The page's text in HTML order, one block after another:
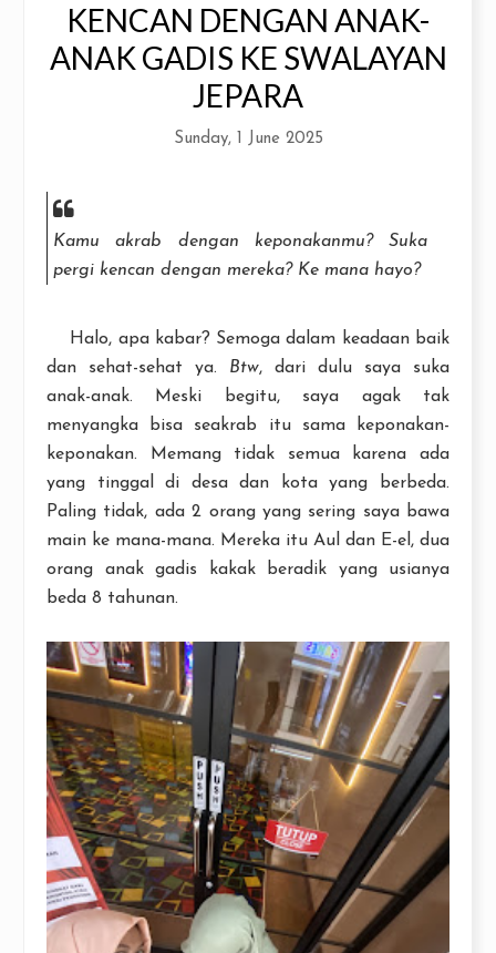
KENCAN DENGAN ANAK-
ANAK GADIS KE SWALAYAN
JEPARA
Sunday, 1 June 2025
Kamu akrab dengan keponakanmu? Suka
pergi kencan dengan mereka? Ke mana hayo?
Halo, apa kabar? Semoga dalam keadaan baik
dan sehat-sehat ya. Btw, dari dulu saya suka
anak-anak. Meski begitu, saya agak tak
menyangka bisa seakrab itu sama keponakan-
keponakan. Memang tidak semua karena ada
yang tinggal di desa dan kota yang berbeda.
Paling tidak, ada 2 orang yang sering saya bawa
main ke mana-mana. Mereka itu Aul dan E-el, dua
orang anak gadis kakak beradik yang usianya
beda 8 tahunan.